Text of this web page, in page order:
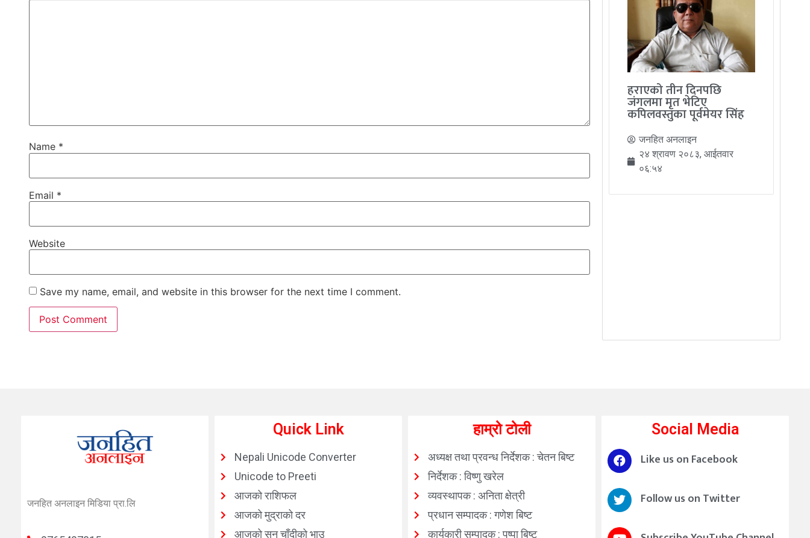
Name *
Email *
Website
Save my name, email, and website in this browser for the next time I comment.
हराएको तीन दिनपछि
जंगलमा मृत भेटिए
कपिलवस्तुका पूर्वमेयर सिंह
जनहित अनलाइन
२४ श्रावण २०८३, आईतवार
०६:५४
जनहित अनलाइन मिडिया प्रा.लि
Quick Link
Nepali Unicode Converter
Unicode to Preeti
आजको राशिफल
आजको मुद्राको दर
आजको सुन चाँदीको भाउ
हाम्रो टोली
अध्यक्ष तथा प्रवन्ध निर्देशक : चेतन बिष्ट
निर्देशक : विष्णु खरेल
व्यवस्थापक : अनिता क्षेत्री
प्रधान सम्पादक : गणेश बिष्ट
कार्यकारी सम्पादक : पुष्पा बिष्ट
Social Media
Like us on Facebook
Follow us on Twitter